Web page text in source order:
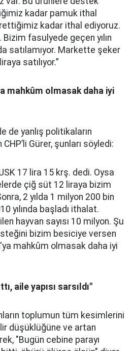
kadar pamuk ithal
kadar ithal ediyoruz.
fasulyede geçen yılın
satılamıyor. Markette şeker
satılıyor.”
mahkûm olmasak daha iyi
de yanlış politikaların
Gürer, şunları söyledi:
17 lira 15 krş. dedi. Oysa
çiğ süt 12 liraya bizim
2 yılda 1 milyon 200 bin
yılında başladı ithalat.
hayvan sayısı 10 milyon. Şu
bizim besiciye versen
mahkûm olmasak daha iyi
aile yapısı sarsıldı"
toplumun tüm kesimlerini
düşüklüğüne ve artan
"Bugün cebine parayı